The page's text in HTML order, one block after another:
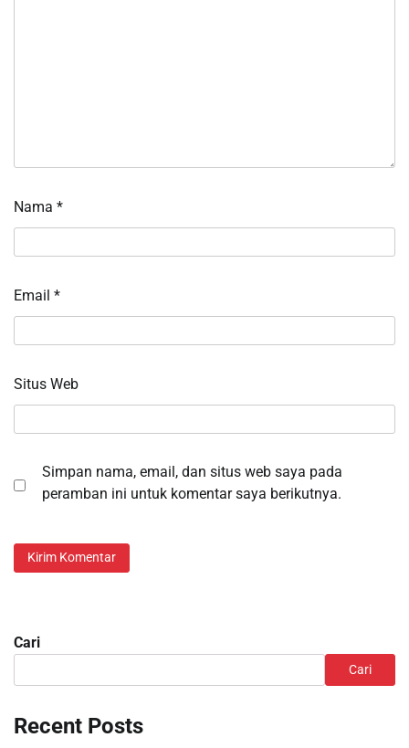
Nama *
Email *
Situs Web
Simpan nama, email, dan situs web saya pada
peramban ini untuk komentar saya berikutnya.
Cari
Cari
Recent Posts